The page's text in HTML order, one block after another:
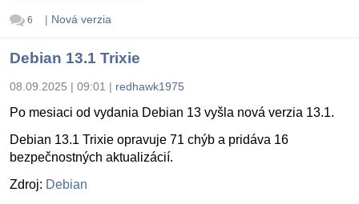
6 | Nová verzia
Debian 13.1 Trixie
08.09.2025 | 09:01 | redhawk1975
Po mesiaci od vydania Debian 13 vyšla nová verzia 13.1.
Debian 13.1 Trixie opravuje 71 chýb a pridáva 16
bezpečnostných aktualizácií.
Zdroj: Debian